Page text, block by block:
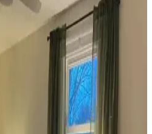
ve Fonksiyonellik: Renk
ve Estetik İncelemesi
dekorasyonunda renk uyumu,
gibi unsurların yaşam
nasıl etkilediği inceleniyor.
Bitki Seçimi, Aydınlatma
Estetik İyileştirme